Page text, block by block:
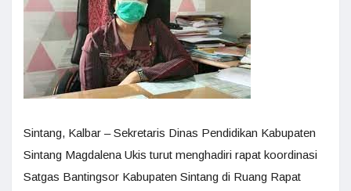
Sintang, Kalbar – Sekretaris Dinas Pendidikan Kabupaten
Sintang Magdalena Ukis turut menghadiri rapat koordinasi
Satgas Bantingsor Kabupaten Sintang di Ruang Rapat